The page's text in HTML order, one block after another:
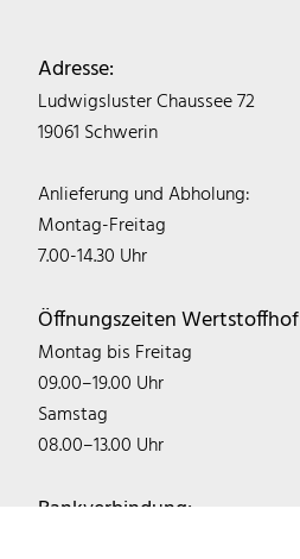
Adresse:
Ludwigsluster Chaussee 72
19061 Schwerin
Anlieferung und Abholung:
Montag-Freitag
7.00-14.30 Uhr
Öffnungszeiten Wertstoffhof
Montag bis Freitag
09.00–19.00 Uhr
Samstag
08.00–13.00 Uhr
Bankverbindung: